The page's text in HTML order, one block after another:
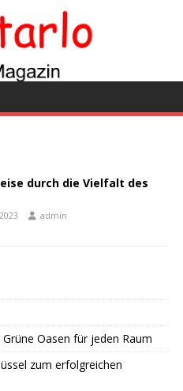
durch die Vielfalt des
admin
Oasen für jeden Raum
zum erfolgreichen